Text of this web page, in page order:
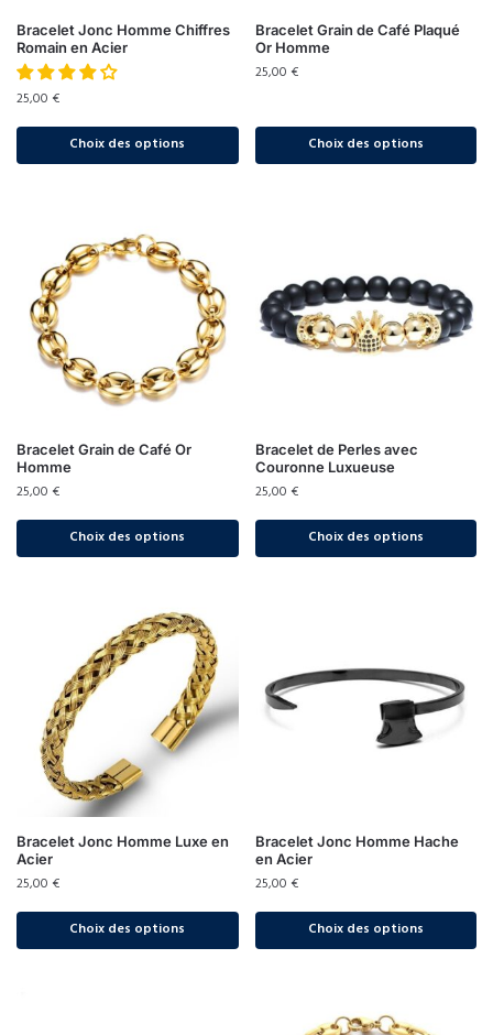
Bracelet Jonc Homme Chiffres
Romain en Acier
25,00 €
Choix des options
Bracelet Grain de Café Plaqué
Or Homme
25,00 €
Choix des options
Bracelet Grain de Café Or
Homme
25,00 €
Choix des options
Bracelet de Perles avec
Couronne Luxueuse
25,00 €
Choix des options
Bracelet Jonc Homme Luxe en
Acier
25,00 €
Choix des options
Bracelet Jonc Homme Hache
en Acier
25,00 €
Choix des options